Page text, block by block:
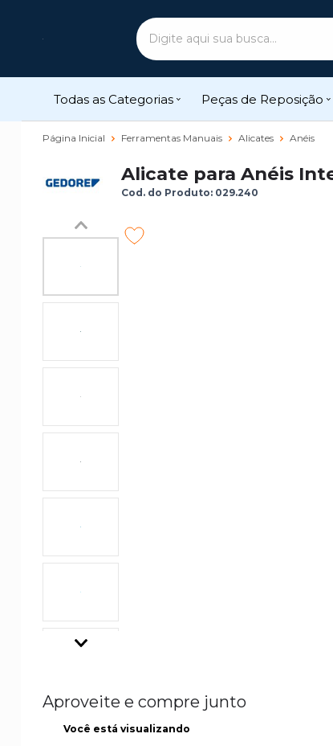
Todas as Categorias Peças de Reposição
Página Inicial Ferramentas Manuais Alicates Anéis
Alicate para Anéis
Cod. do Produto: 029.240
Aproveite e compre junto
Você está visualizando